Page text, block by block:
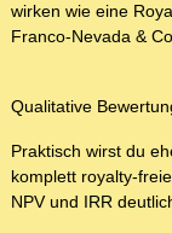
wirken wie eine
Franco‑Nevada &
Qualitative
Praktisch wirst du
komplett
NPV und IRR